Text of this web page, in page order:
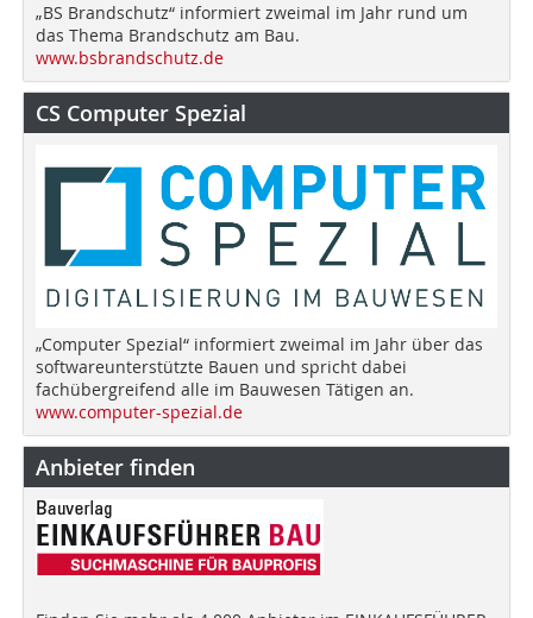
„BS Brandschutz“ informiert zweimal im Jahr rund um
das Thema Brandschutz am Bau.
www.bsbrandschutz.de
CS Computer Spezial
„Computer Spezial“ informiert zweimal im Jahr über das
softwareunterstützte Bauen und spricht dabei
fachübergreifend alle im Bauwesen Tätigen an.
www.computer-spezial.de
Anbieter finden